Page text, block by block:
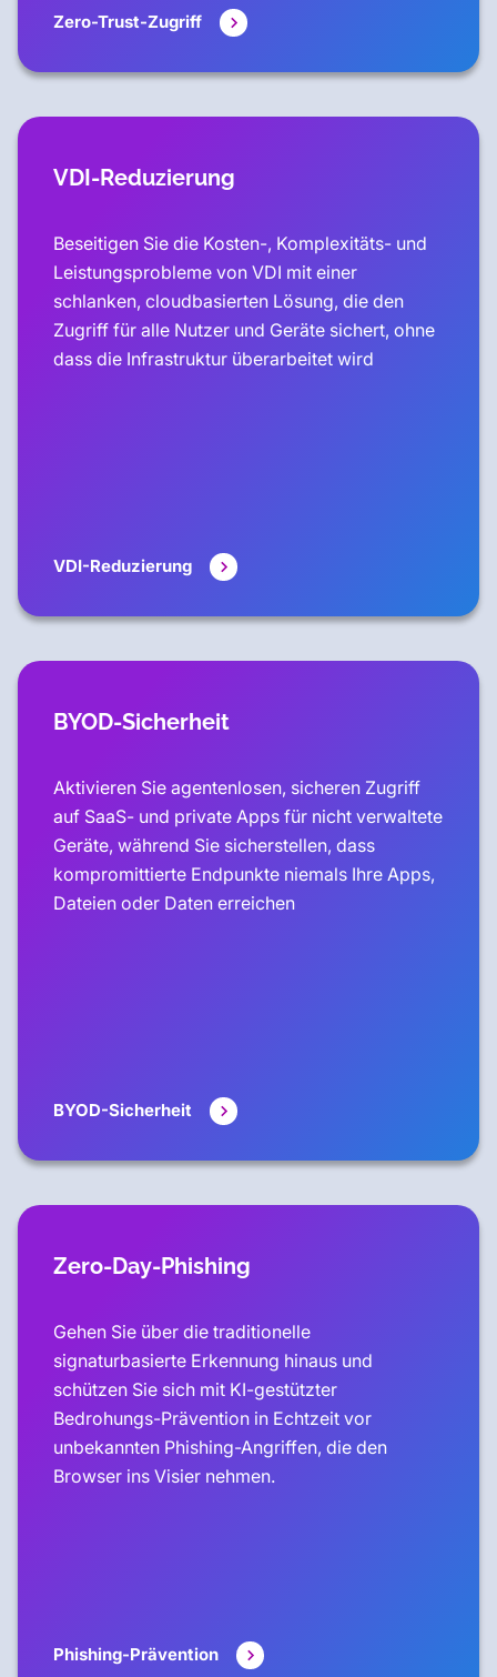
Zero-Trust-Zugriff
VDI-Reduzierung
Beseitigen Sie die Kosten-, Komplexitäts- und
Leistungsprobleme von VDI mit einer
schlanken, cloudbasierten Lösung, die den
Zugriff für alle Nutzer und Geräte sichert, ohne
dass die Infrastruktur überarbeitet wird
VDI-Reduzierung
BYOD-Sicherheit
Aktivieren Sie agentenlosen, sicheren Zugriff
auf SaaS- und private Apps für nicht verwaltete
Geräte, während Sie sicherstellen, dass
kompromittierte Endpunkte niemals Ihre Apps,
Dateien oder Daten erreichen
BYOD-Sicherheit
Zero-Day-Phishing
Gehen Sie über die traditionelle
signaturbasierte Erkennung hinaus und
schützen Sie sich mit KI-gestützter
Bedrohungs-Prävention in Echtzeit vor
unbekannten Phishing-Angriffen, die den
Browser ins Visier nehmen.
Phishing-Prävention